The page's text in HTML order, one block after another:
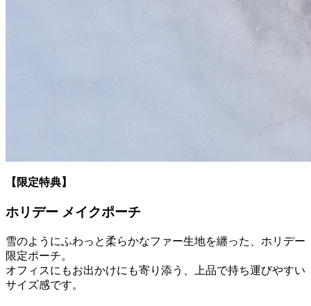
【限定特典】
ホリデー メイクポーチ
雪のようにふわっと柔らかなファー生地を纏った、ホリデー
限定ポーチ。
オフィスにもお出かけにも寄り添う、上品で持ち運びやすい
サイズ感です。